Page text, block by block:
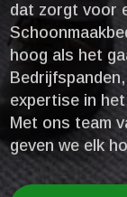
dat zorgt voor
hoog als het
expertise in
Met ons team
geven we elk